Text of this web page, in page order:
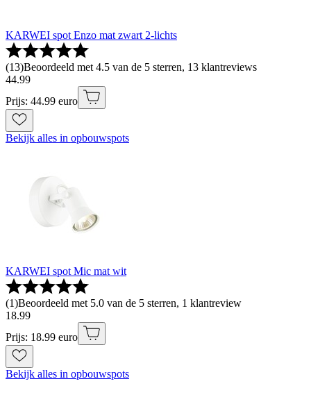
KARWEI spot Enzo mat zwart 2-lichts
(13)Beoordeeld met 4.5 van de 5 sterren, 13 klantreviews
44.99
Prijs: 44.99 euro
Bekijk alles in opbouwspots
KARWEI spot Mic mat wit
(1)Beoordeeld met 5.0 van de 5 sterren, 1 klantreview
18.99
Prijs: 18.99 euro
Bekijk alles in opbouwspots